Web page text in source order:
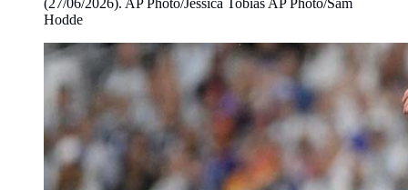
(27/06/2026). AP Photo/Jessica Tobias AP Photo/Sam
Hodde